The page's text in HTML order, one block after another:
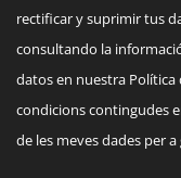
rectificar y suprimir tus
consultando la
datos en nuestra Política
condicions contingudes
de les meves dades per